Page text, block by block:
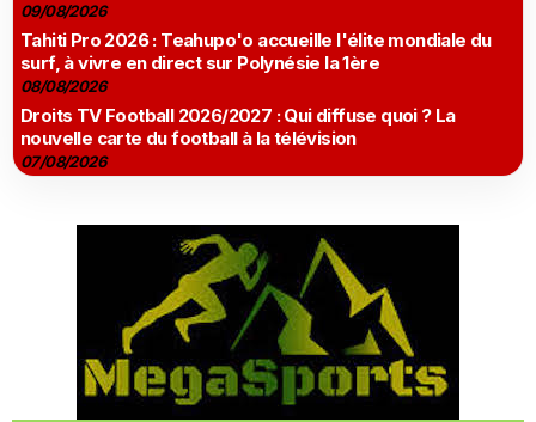
09/08/2026
Tahiti Pro 2026 : Teahupo'o accueille l'élite mondiale du
surf, à vivre en direct sur Polynésie la 1ère
08/08/2026
Droits TV Football 2026/2027 : Qui diffuse quoi ? La
nouvelle carte du football à la télévision
07/08/2026